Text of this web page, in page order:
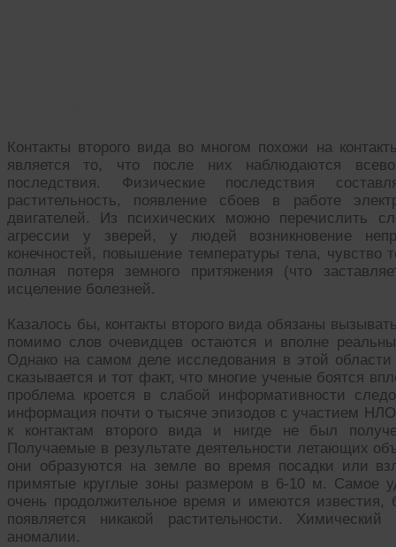
Контакты второго вида во многом похожи на
является то, что после них наблюдаются
последствия. Физические последствия
растительность, появление сбоев в работе
двигателей. Из психических можно перечислить
агрессии у зверей, у людей возникновение
конечностей, повышение температуры тела,
полная потеря земного притяжения (что
исцеление болезней.
Казалось бы, контакты второго вида обязаны
помимо слов очевидцев остаются и вполне
Однако на самом деле исследования в этой области
сказывается и тот факт, что многие ученые боятся
проблема кроется в слабой информативности
информация почти о тысяче эпизодов с участием НЛО
к контактам второго вида и нигде не был
Получаемые в результате деятельности летающих
они образуются на земле во время посадки или
примятые круглые зоны размером в 6-10 м. Самое
очень продолжительное время и имеются
появляется никакой растительности.
аномалии.